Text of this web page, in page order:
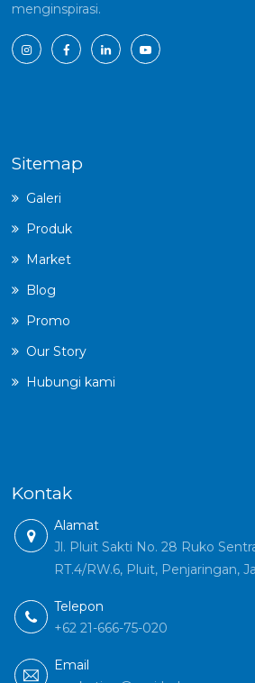
menginspirasi.
Sitemap
Galeri
Produk
Market
Blog
Promo
Our Story
Hubungi kami
Kontak
Alamat
Jl. Pluit Sakti No. 28 Ruko
RT.4/RW.6, Pluit, Penjaringan,
Telepon
+62 21-666-75-020
Email